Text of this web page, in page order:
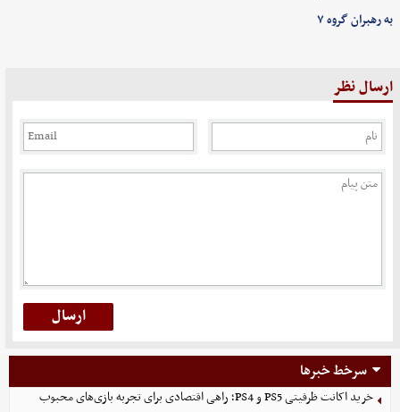
به رهبران گروه ۷
ارسال نظر
سرخط خبرها
خرید اکانت ظرفیتی PS5 و PS4؛ راهی اقتصادی برای تجربه بازی‌های محبوب